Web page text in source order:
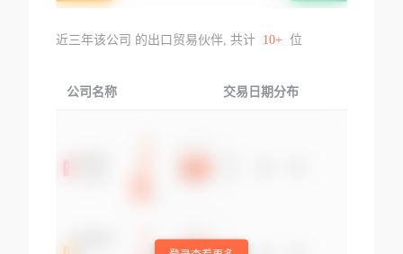
近三年该公司 的出口贸易伙伴, 共计 10+ 位
公司名称 交易日期分布